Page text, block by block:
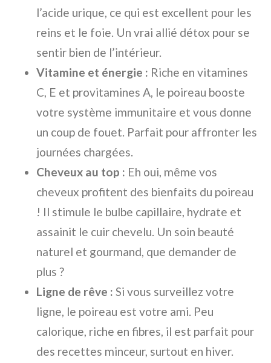
l’acide urique, ce qui est excellent pour les
reins et le foie. Un vrai allié détox pour se
sentir bien de l’intérieur.
Vitamine et énergie : Riche en vitamines
C, E et provitamines A, le poireau booste
votre système immunitaire et vous donne
un coup de fouet. Parfait pour affronter les
journées chargées.
Cheveux au top : Eh oui, même vos
cheveux profitent des bienfaits du poireau
! Il stimule le bulbe capillaire, hydrate et
assainit le cuir chevelu. Un soin beauté
naturel et gourmand, que demander de
plus ?
Ligne de rêve : Si vous surveillez votre
ligne, le poireau est votre ami. Peu
calorique, riche en fibres, il est parfait pour
des recettes minceur, surtout en hiver.